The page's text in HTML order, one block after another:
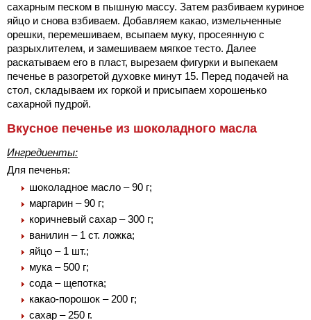
сахарным песком в пышную массу. Затем разбиваем куриное
яйцо и снова взбиваем. Добавляем какао, измельченные
орешки, перемешиваем, всыпаем муку, просеянную с
разрыхлителем, и замешиваем мягкое тесто. Далее
раскатываем его в пласт, вырезаем фигурки и выпекаем
печенье в разогретой духовке минут 15. Перед подачей на
стол, складываем их горкой и присыпаем хорошенько
сахарной пудрой.
Вкусное печенье из шоколадного масла
Ингредиенты:
Для печенья:
шоколадное масло – 90 г;
маргарин – 90 г;
коричневый сахар – 300 г;
ванилин – 1 ст. ложка;
яйцо – 1 шт.;
мука – 500 г;
сода – щепотка;
какао-порошок – 200 г;
сахар – 250 г.